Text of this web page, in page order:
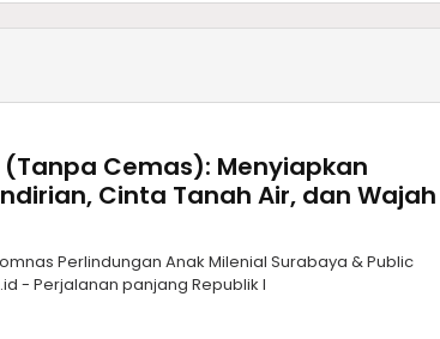
Cemas): Menyiapkan
Cinta Tanah Air, dan Wajah
Perlindungan Anak Milenial Surabaya & Public
- Perjalanan panjang Republik I